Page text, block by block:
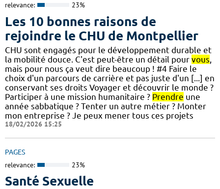
relevance: 23%
Les 10 bonnes raisons de
rejoindre le CHU de Montpellier
CHU sont engagés pour le développement durable et
la mobilité douce. C'est peut-être un détail pour vous,
mais pour nous ça veut dire beaucoup ! #4 Faire le
choix d'un parcours de carrière et pas juste d'un [...] en
conservant ses droits Voyager et découvrir le monde ?
Participer à une mission humanitaire ? Prendre une
année sabbatique ? Tenter un autre métier ? Monter
mon entreprise ? Je peux mener tous ces projets
18/02/2026 15:25
PAGES
relevance: 23%
Santé Sexuelle